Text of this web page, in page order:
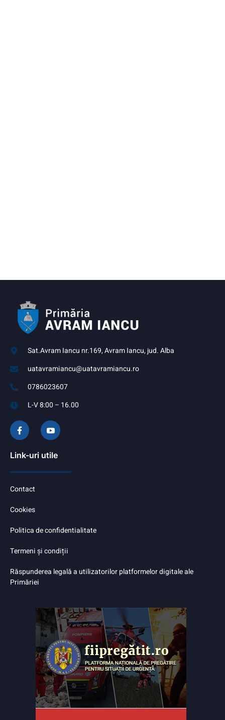
Sat.Avram Iancu nr.169, Avram Iancu, jud. Alba
uatavramiancu@uatavramiancu.ro
0786023607
L-V 8:00 – 16.00
Link-uri utile
Contact
Cookies
Politica de confidentialitate
Termeni și condiții
Răspunderea legală a utilizatorilor platformelor digitale ale
Primăriei